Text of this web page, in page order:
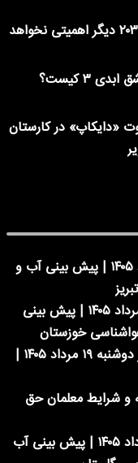
ایلان ماسک: پول در سال ۲۰۳۶ دیگر اهمیتی نخواهد
۳ کیست؟
«دایکاپ» در کارستان
وضعیت هوای فردا تبریز سه شنبه ۲۰ مرداد ۱۴۰۵ | پیش بینی آب و
وضعیت هوای فردا خوزستان سه شنبه ۲۰ مرداد ۱۴۰۵ | پیش بینی
خبر فوری از قیمت ارز دلار، طلا و یورو امروز دوشنبه ۱۹ مرداد ۱۴۰۵ |
و شرایط معلمان حق
وضعیت هوای فردا گلستان سه شنبه ۲۰ مرداد ۱۴۰۵ | پیش بینی آب